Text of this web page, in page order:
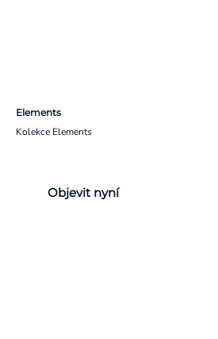
Elements
Kolekce Elements
Objevit nyní